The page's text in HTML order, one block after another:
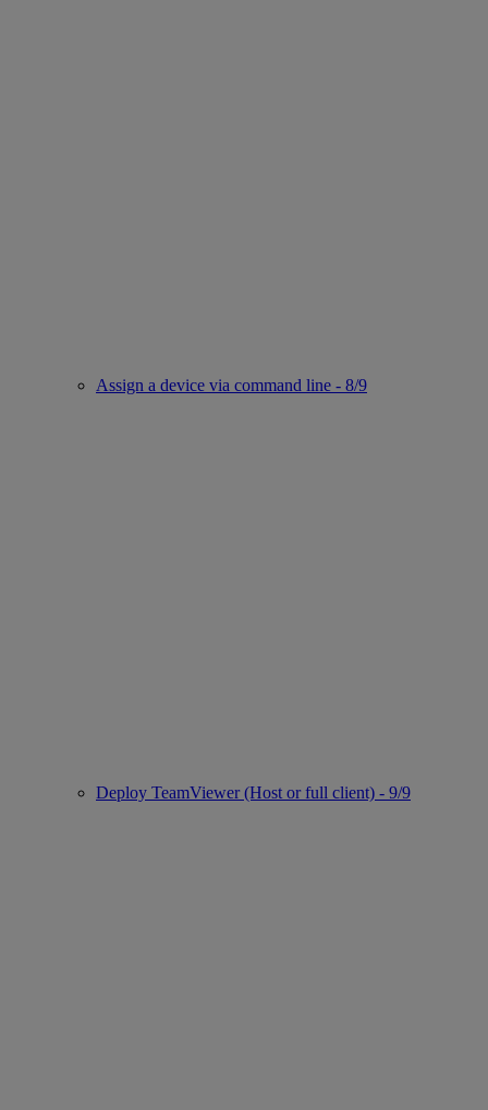
Assign a device via command line - 8/9
Deploy TeamViewer (Host or full client) - 9/9